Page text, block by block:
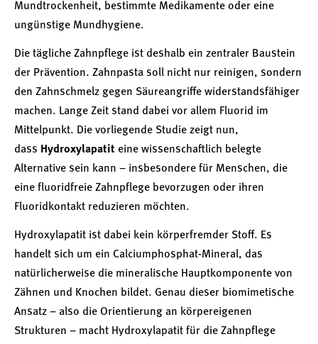
Mundtrockenheit, bestimmte Medikamente oder eine
ungünstige Mundhygiene.
Die tägliche Zahnpflege ist deshalb ein zentraler Baustein
der Prävention. Zahnpasta soll nicht nur reinigen, sondern
den Zahnschmelz gegen Säureangriffe widerstandsfähiger
machen. Lange Zeit stand dabei vor allem Fluorid im
Mittelpunkt. Die vorliegende Studie zeigt nun,
dass Hydroxylapatit eine wissenschaftlich belegte
Alternative sein kann – insbesondere für Menschen, die
eine fluoridfreie Zahnpflege bevorzugen oder ihren
Fluoridkontakt reduzieren möchten.
Hydroxylapatit ist dabei kein körperfremder Stoff. Es
handelt sich um ein Calciumphosphat-Mineral, das
natürlicherweise die mineralische Hauptkomponente von
Zähnen und Knochen bildet. Genau dieser biomimetische
Ansatz – also die Orientierung an körpereigenen
Strukturen – macht Hydroxylapatit für die Zahnpflege